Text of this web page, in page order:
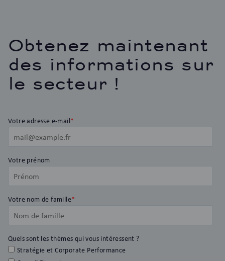
Obtenez maintenant
des informations sur
le secteur !
Votre adresse e-mail*
Votre prénom
Votre nom de famille*
Quels sont les thèmes qui vous intéressent ?
Stratégie et Corporate Performance